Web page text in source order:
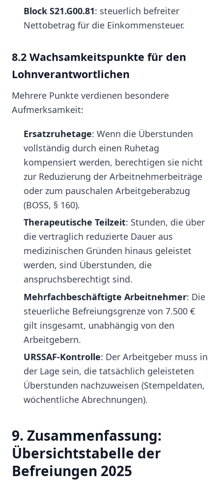
Block S21.G00.81: steuerlich befreiter
Nettobetrag für die Einkommensteuer.
8.2 Wachsamkeitspunkte für den
Lohnverantwortlichen
Mehrere Punkte verdienen besondere
Aufmerksamkeit:
Ersatzruhetage: Wenn die Überstunden
vollständig durch einen Ruhetag
kompensiert werden, berechtigen sie nicht
zur Reduzierung der Arbeitnehmerbeiträge
oder zum pauschalen Arbeitgeberabzug
(BOSS, § 160).
Therapeutische Teilzeit: Stunden, die über
die vertraglich reduzierte Dauer aus
medizinischen Gründen hinaus geleistet
werden, sind Überstunden, die
anspruchsberechtigt sind.
Mehrfachbeschäftigte Arbeitnehmer: Die
steuerliche Befreiungsgrenze von 7.500 €
gilt insgesamt, unabhängig von den
Arbeitgebern.
URSSAF-Kontrolle: Der Arbeitgeber muss in
der Lage sein, die tatsächlich geleisteten
Überstunden nachzuweisen (Stempeldaten,
wöchentliche Abrechnungen).
9. Zusammenfassung:
Übersichtstabelle der
Befreiungen 2025